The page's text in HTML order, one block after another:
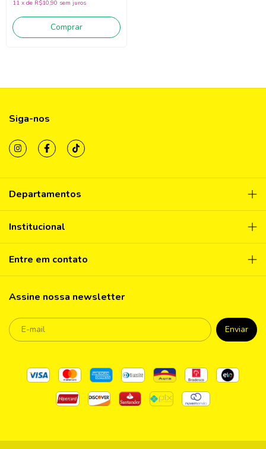
11 x de R$10,90 sem juros
Comprar
Siga-nos
Departamentos
Institucional
Entre em contato
Assine nossa newsletter